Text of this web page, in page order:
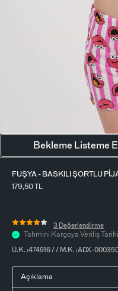
Açıklama
Ü.K. :474916/ / M.K. :ADX-
FUŞYA - BASKILI ŞORTLU
179,50TL
3 Değerlendirme
Tahmini Kargoya Veriliş
Bekleme Listeme
VÜCUT AKSESUARI